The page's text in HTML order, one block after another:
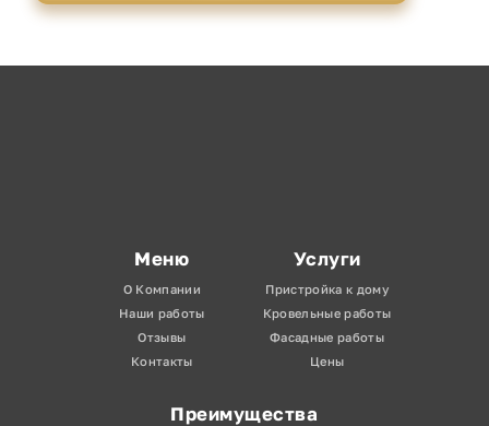
Меню
О Компании
Наши работы
Отзывы
Контакты
Услуги
Пристройка к дому
Кровельные работы
Фасадные работы
Цены
Преимущества